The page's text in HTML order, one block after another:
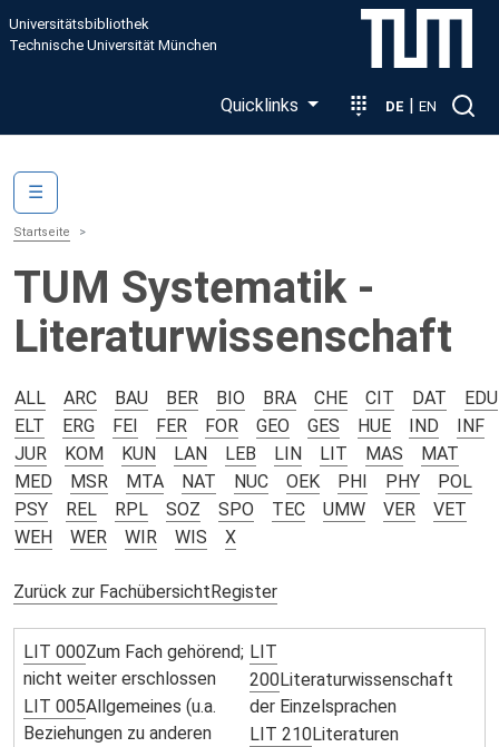
Direkt zum Inhalt
Universitätsbibliothek
Technische Universität München
Quicklinks DE | EN
Startseite
TUM Systematik -
Literaturwissenschaft
ALL ARC BAU BER BIO BRA CHE CIT DAT
EDU
ELT
ERG FEI FER FOR GEO GES HUE IND
INF
JUR
KOM KUN LAN LEB LIN LIT MAS
MAT
MED
MSR MTA NAT NUC OEK PHI PHY
POL
PSY
REL RPL SOZ SPO TEC UMW VER
VET
WEH
WER WIR WIS X
Zurück zur FachübersichtRegister
LIT 000Zum Fach gehörend;
nicht weiter erschlossen
LIT 005Allgemeines (u.a.
Beziehungen zu anderen
LIT
200Literaturwissenschaft
der Einzelsprachen
LIT 210Literaturen
☰